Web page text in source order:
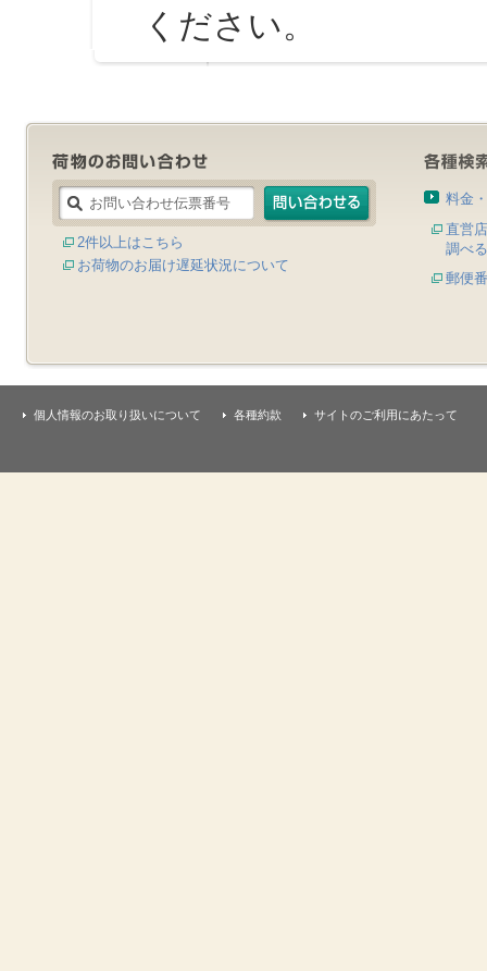
ください。
2件以上はこちら
お荷物のお届け遅延状況について
料金
直営
調べる
郵便
個人情報のお取り扱いについて 各種約款 サイトのご利用にあたって